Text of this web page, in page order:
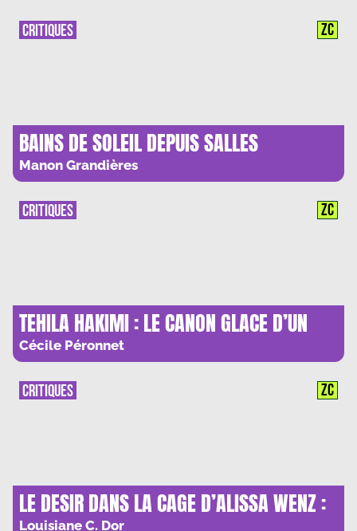
BAINS DE SOLEIL DEPUIS SALLES
OBSCURES
Manon Grandières
CRITIQUES ZC
TEHILA HAKIMI : LE CANON GLACE D’UN
FUSIL
Cécile Péronnet
CRITIQUES ZC
LE DESIR DANS LA CAGE D’ALISSA WENZ :
Louisiane C. Dor
CRITIQUES ZC